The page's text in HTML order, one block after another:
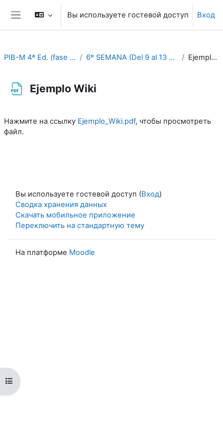
Перейти к основному содержанию
Боковая панель
Вы используете гостевой доступ Вход
Открыть оглавление курса
PIB-M 4ª Ed. (fase práctica) 6º SEMANA (Del 9 al 13 de octubre) Ejemplo Wiki
Ejemplo Wiki
Нажмите на ссылку Ejemplo_Wiki.pdf, чтобы просмотреть
файл.
Вы используете гостевой доступ (Вход)
Сводка хранения данных
Скачать мобильное приложение
Переключить на стандартную тему
На платформе Moodle